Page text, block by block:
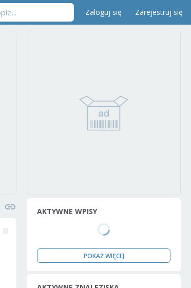
Zaloguj się Zarejestruj się
AKTYWNE WPISY
POKAŻ WIĘCEJ